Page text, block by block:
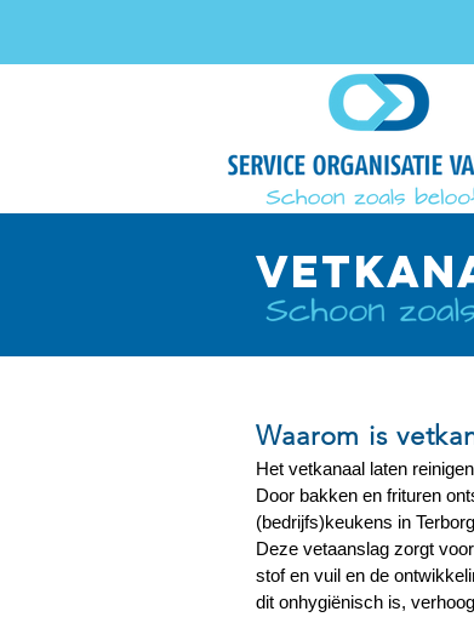
Waarom is
Het vetkanaal laten
Door bakken en frituren
(bedrijfs)keukens in
Deze vetaanslag zorgt
stof en vuil en de
dit onhygiënisch is,